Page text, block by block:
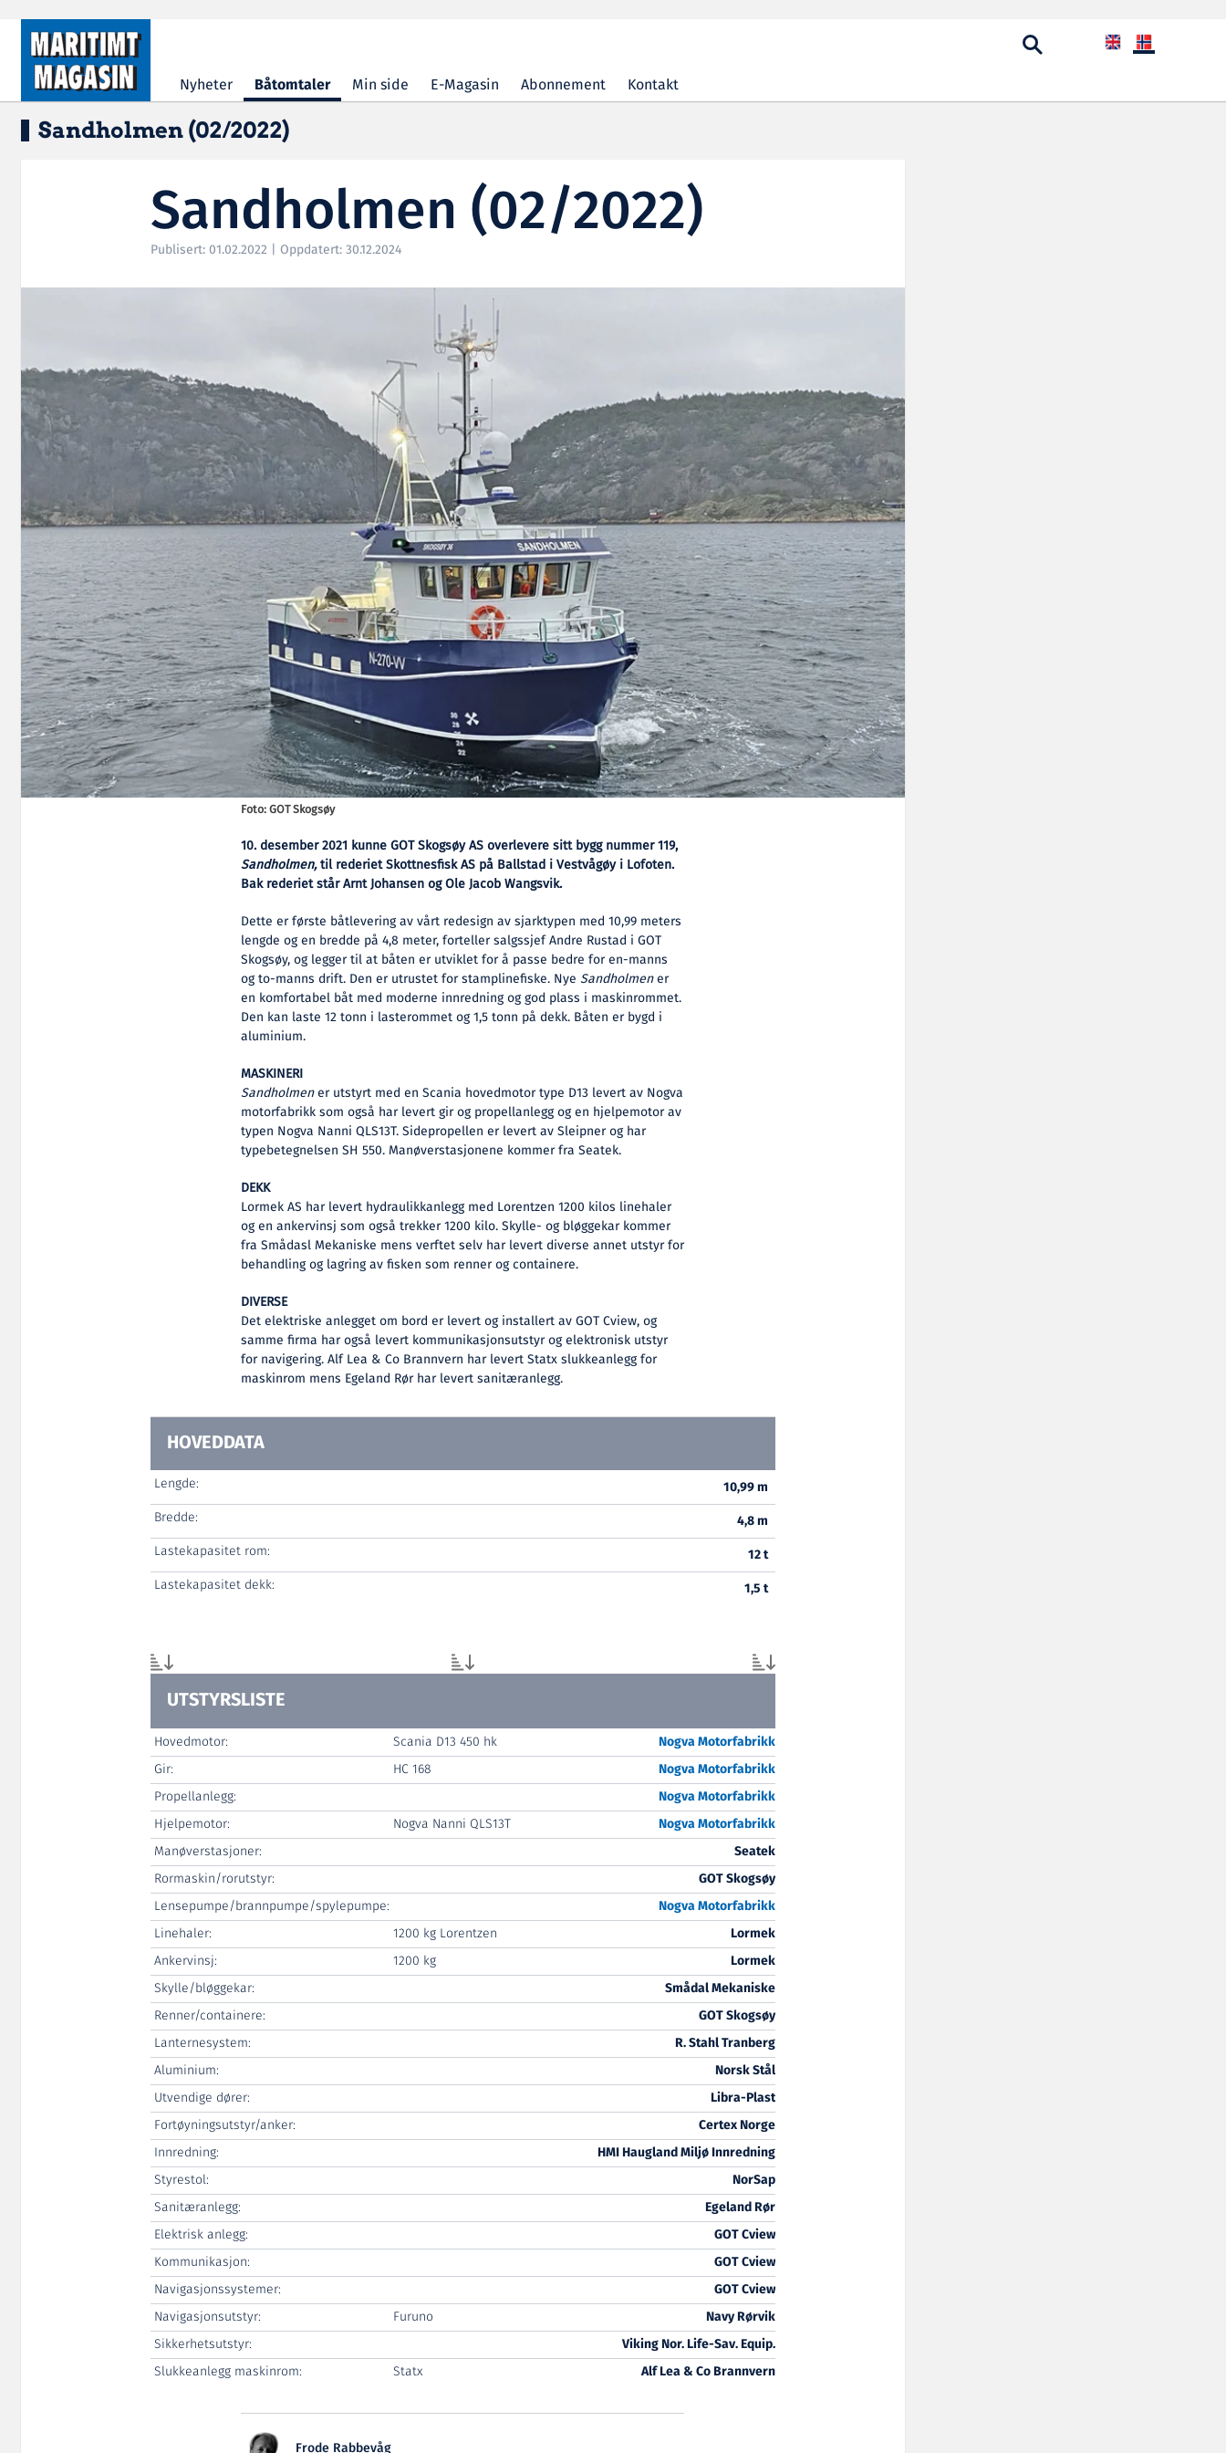
Hopp til hovedinnhold
Nyheter Båtomtaler Min side E-Magasin Abonnement Kontakt
Sandholmen (02/2022)
Sandholmen (02/2022)
Publisert: 01.02.2022 | Oppdatert: 30.12.2024
Foto: GOT Skogsøy
10. desember 2021 kunne GOT Skogsøy AS overlevere sitt bygg nummer 119,
Sandholmen,til rederiet Skottnesfisk AS på Ballstad i Vestvågøy i Lofoten.
Bak rederiet står Arnt Johansen og Ole Jacob Wangsvik.
Dette er første båtlevering av vårt redesign av sjarktypen med 10,99 meters
lengde og en bredde på 4,8 meter, forteller salgssjef Andre Rustad i GOT
Skogsøy, og legger til at båten er utviklet for å passe bedre for en-manns
og to-manns drift. Den er utrustet for stamplinefiske. Nye Sandholmener
en komfortabel båt med moderne innredning og god plass i maskinrommet.
Den kan laste 12 tonn i lasterommet og 1,5 tonn på dekk. Båten er bygd i
aluminium.
MASKINERI
Sandholmener utstyrt med en Scania hovedmotor type D13 levert av Nogva
motorfabrikk som også har levert gir og propellanlegg og en hjelpemotor av
typen Nogva Nanni QLS13T. Sidepropellen er levert av Sleipner og har
typebetegnelsen SH 550. Manøverstasjonene kommer fra Seatek.
DEKK
Lormek AS har levert hydraulikkanlegg med Lorentzen 1200 kilos linehaler
og en ankervinsj som også trekker 1200 kilo. Skylle- og bløggekar kommer
fra Smådasl Mekaniske mens verftet selv har levert diverse annet utstyr for
behandling og lagring av fisken som renner og containere.
DIVERSE
Det elektriske anlegget om bord er levert og installert av GOT Cview, og
samme firma har også levert kommunikasjonsutstyr og elektronisk utstyr
for navigering. Alf Lea & Co Brannvern har levert Statx slukkeanlegg for
maskinrom mens Egeland Rør har levert sanitæranlegg.
HOVEDDATA
Lengde:
10,99 m
Bredde:
4,8 m
Lastekapasitet rom:
12 t
Lastekapasitet dekk:
1,5 t
UTSTYRSLISTE
Hovedmotor: Scania D13 450 hk
Nogva Motorfabrikk
Gir:
HC 168
Nogva Motorfabrikk
Propellanlegg:
Nogva Motorfabrikk
Hjelpemotor:
Nogva Nanni QLS13T
Nogva Motorfabrikk
Manøverstasjoner:
Seatek
Rormaskin/rorutstyr:
GOT Skogsøy
Lensepumpe/brannpumpe/spylepumpe:
Nogva Motorfabrikk
Linehaler:
1200 kg Lorentzen
Lormek
Ankervinsj:
1200 kg
Lormek
Skylle/bløggekar:
Smådal Mekaniske
Renner/containere:
GOT Skogsøy
Lanternesystem:
R. Stahl Tranberg
Aluminium:
Norsk Stål
Utvendige dører:
Libra-Plast
Fortøyningsutstyr/anker:
Certex Norge
Innredning:
HMI Haugland Miljø Innredning
Styrestol:
NorSap
Sanitæranlegg:
Egeland Rør
Elektrisk anlegg:
GOT Cview
Kommunikasjon:
GOT Cview
Navigasjonssystemer:
GOT Cview
Navigasjonsutstyr:
Furuno
Navy Rørvik
Sikkerhetsutstyr:
Viking Nor. Life-Sav. Equip.
Slukkeanlegg maskinrom:
Statx Alf Lea & Co Brannvern
Frode Rabbevåg